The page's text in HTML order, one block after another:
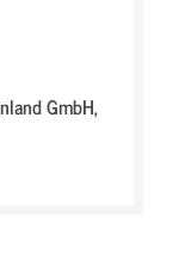
GmbH,